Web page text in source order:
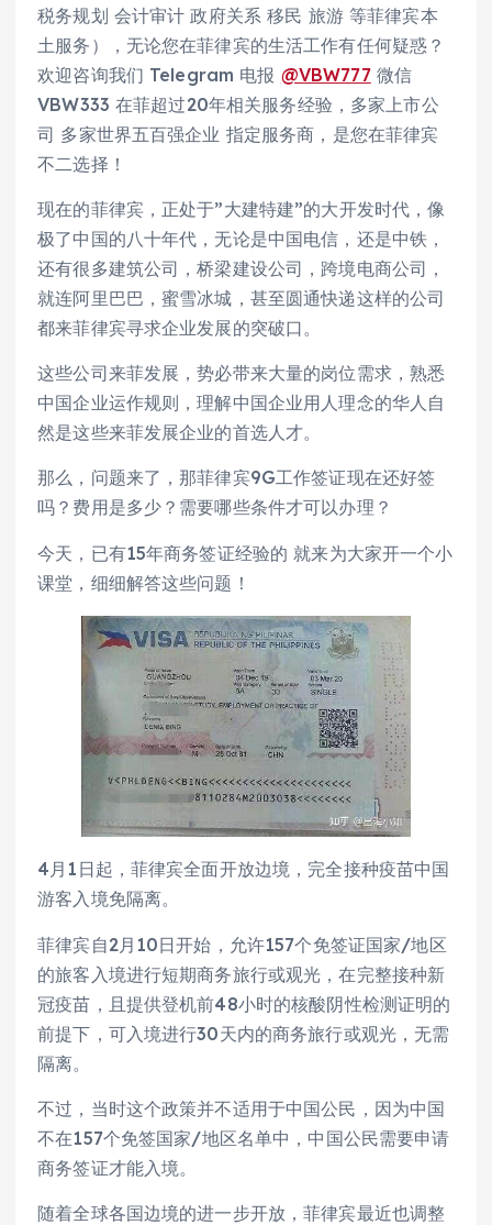
税务规划 会计审计 政府关系 移民 旅游 等菲律宾本
土服务），无论您在菲律宾的生活工作有任何疑惑？
欢迎咨询我们 Telegram 电报 @VBW777微信
VBW333 在菲超过20年相关服务经验，多家上市公
司 多家世界五百强企业 指定服务商，是您在菲律宾
不二选择！
现在的菲律宾，正处于”大建特建”的大开发时代，像
极了中国的八十年代，无论是中国电信，还是中铁，
还有很多建筑公司，桥梁建设公司，跨境电商公司，
就连阿里巴巴，蜜雪冰城，甚至圆通快递这样的公司
都来菲律宾寻求企业发展的突破口。
这些公司来菲发展，势必带来大量的岗位需求，熟悉
中国企业运作规则，理解中国企业用人理念的华人自
然是这些来菲发展企业的首选人才。
那么，问题来了，那菲律宾9G工作签证现在还好签
吗？费用是多少？需要哪些条件才可以办理？
今天，已有15年商务签证经验的 就来为大家开一个小
课堂，细细解答这些问题！
4月1日起，菲律宾全面开放边境，完全接种疫苗中国
游客入境免隔离。
菲律宾自2月10日开始，允许157个免签证国家/地区
的旅客入境进行短期商务旅行或观光，在完整接种新
冠疫苗，且提供登机前48小时的核酸阴性检测证明的
前提下，可入境进行30天内的商务旅行或观光，无需
隔离。
不过，当时这个政策并不适用于中国公民，因为中国
不在157个免签国家/地区名单中，中国公民需要申请
商务签证才能入境。
随着全球各国边境的进一步开放，菲律宾最近也调整